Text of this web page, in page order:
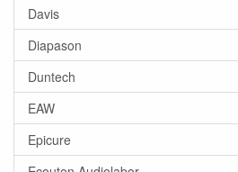
Davis
Diapason
Duntech
EAW
Epicure